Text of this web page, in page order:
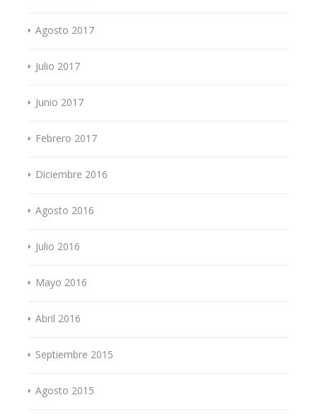
Agosto 2017
Julio 2017
Junio 2017
Febrero 2017
Diciembre 2016
Agosto 2016
Julio 2016
Mayo 2016
Abril 2016
Septiembre 2015
Agosto 2015